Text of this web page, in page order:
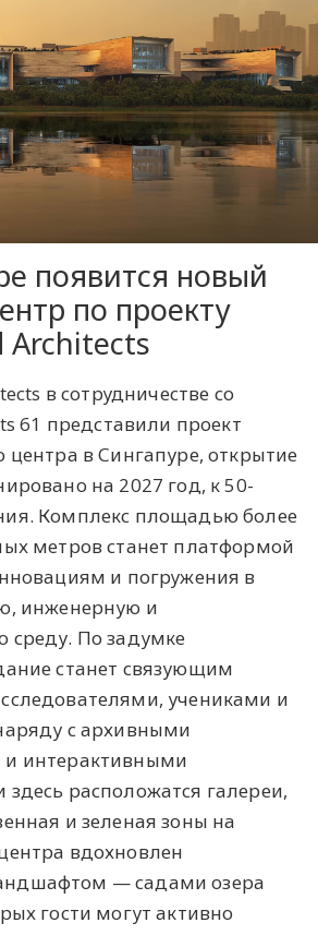
появится новый
по проекту
Architects
в сотрудничестве со
61 представили проект
центра в Сингапуре, открытие
на 2027 год, к 50-
Комплекс площадью более
метров станет платформой
и погружения в
инженерную и
среду. По задумке
станет связующим
учениками и
с архивными
интерактивными
здесь расположатся галереи,
и зеленая зоны на
вдохновлен
— садами озера
гости могут активно